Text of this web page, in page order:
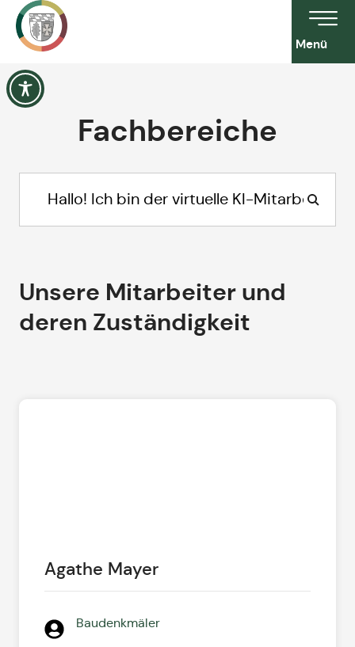
Menü
Fachbereiche
Unsere Mitarbeiter und
deren Zuständigkeit
Agathe Mayer
Baudenkmäler